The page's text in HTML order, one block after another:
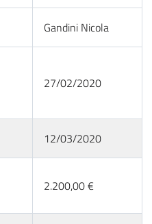
Gandini Nicola
27/02/2020
12/03/2020
2.200,00 €